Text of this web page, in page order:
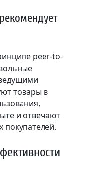
peer-to-
товары в
и отвечают
покупателей.